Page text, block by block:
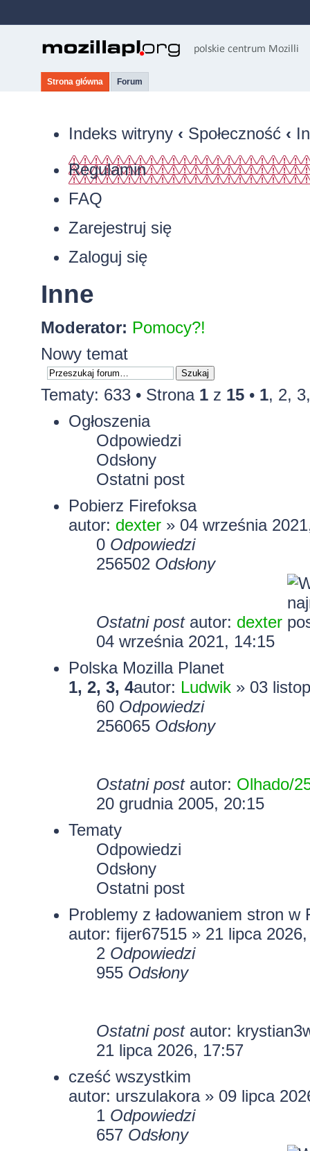
Strona główna Forum
Indeks witryny ‹ Społeczność ‹
Regulamin
FAQ
Zarejestruj się
Zaloguj się
Inne
Moderator: Pomocy?!
Nowy temat
Tematy: 633 • Strona 1z 15• 1, 2, 3
Ogłoszenia
Odpowiedzi
Odsłony
Ostatni post
Pobierz Firefoksa
autor: dexter» 04 września
0 Odpowiedzi
256502 Odsłony
Ostatni post autor: dexter
04 września 2021, 14:15
Polska Mozilla Planet
1, 2, 3, 4autor: Ludwik» 03
60 Odpowiedzi
256065 Odsłony
Ostatni post autor: Olhado/
20 grudnia 2005, 20:15
Tematy
Odpowiedzi
Odsłony
Ostatni post
Problemy z ładowaniem stron w
autor: fijer67515» 21 lipca
2 Odpowiedzi
955 Odsłony
Ostatni post autor:
21 lipca 2026, 17:57
cześć wszystkim
autor: urszulakora» 09 lipca
1 Odpowiedzi
657 Odsłony